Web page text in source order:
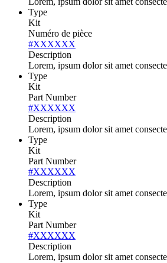
Type
Kit
Numéro de pièce
#XXXXXX
Description
Lorem, ipsum dolor sit amet
Type
Kit
Part Number
#XXXXXX
Description
Lorem, ipsum dolor sit amet
Type
Kit
Part Number
#XXXXXX
Description
Lorem, ipsum dolor sit amet
Type
Kit
Part Number
#XXXXXX
Description
Lorem, ipsum dolor sit amet